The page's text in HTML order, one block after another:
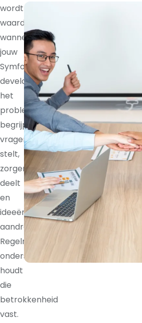
wordt
waardevoller
wanneer
jouw
Symfony
developer
het
probleem
begrijpt,
vragen
stelt,
zorgen
deelt
en
ideeën
aandraagt.
Regelmatige
ondersteuning
houdt
die
betrokkenheid
vast.